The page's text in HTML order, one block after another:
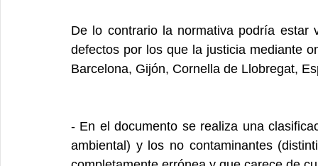
De lo contrario la normativa podría estar
defectos por los que la justicia mediante
Barcelona, Gijón, Cornella de Llobregat,
- En el documento se realiza una
ambiental) y los no contaminantes